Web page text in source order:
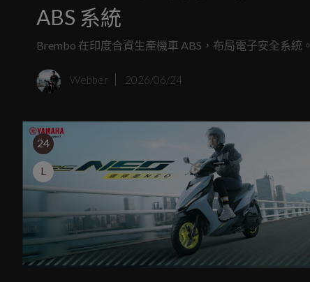
ABS 系統
Brembo 在印度合資生產機車 ABS，布局電子安全系統。
Webber 2026/06/24
24
L